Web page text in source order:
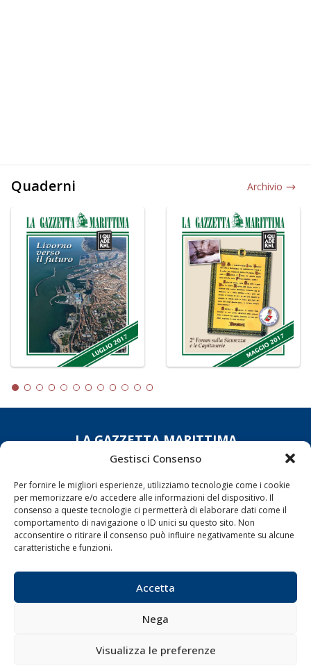
Gestisci Consenso
Per fornire le migliori esperienze, utilizziamo tecnologie come i cookie
per memorizzare e/o accedere alle informazioni del dispositivo. Il
consenso a queste tecnologie ci permetterà di elaborare dati come il
comportamento di navigazione o ID unici su questo sito. Non
acconsentire o ritirare il consenso può influire negativamente su alcune
caratteristiche e funzioni.
Accetta
Nega
Visualizza le preferenze
Quaderni Archivio
LA GAZZETTA MARITTIMA
Scali D'Azeglio, 20, 57123 Livorno
Telefono: 0586 893358
Fax:0586 892324
Email: redazione@gazzettamarittima.it
P.IVA:00118570498
Società Editoriale Marittima a r.l. (Editore) - Autorizzazione
iscrizione al ROC (Registro Operatori delle Comunicazioni)
della Società Editoriale Marittima a r.l.: N° 1301 Iscrizione
della testata elettronica La Gazzetta Marittima al Tribunale
LINK